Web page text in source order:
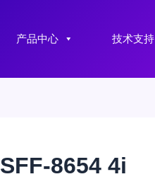
产品中心 技术支持
SFF-8654 4i